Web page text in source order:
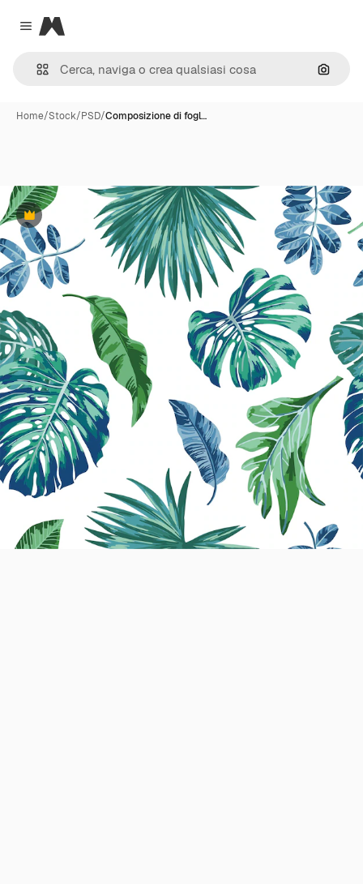
Close menu
Magnific
Cerca
Home/Stock/PSD/Composizione di fogl…
Premium